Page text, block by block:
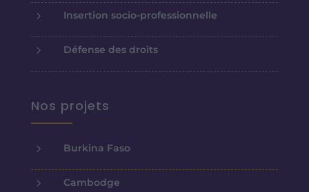
5 Insertion socio-professionnelle
5 Défense des droits
Nos projets
5 Burkina Faso
5 Cambodge